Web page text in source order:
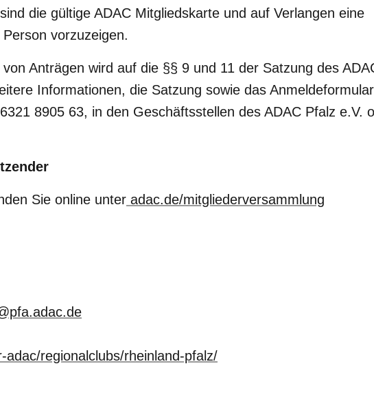
die gültige ADAC Mitgliedskarte und auf Verlangen eine
vorzuzeigen.
Anträgen wird auf die §§ 9 und 11 der Satzung des
Informationen, die Satzung sowie das Anmeldeformular
8905 63, in den Geschäftsstellen des ADAC Pfalz e.V.
Sie online unter adac.de/mitgliederversammlung
adac/regionalclubs/rheinland-pfalz/